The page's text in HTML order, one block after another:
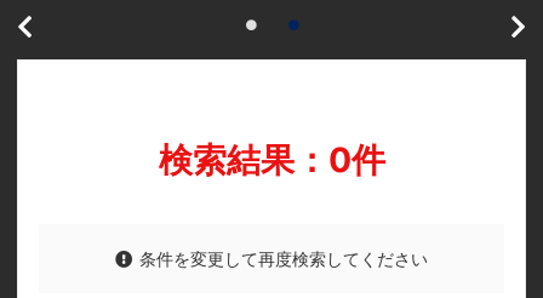
検索結果：0件
条件を変更して再度検索してください